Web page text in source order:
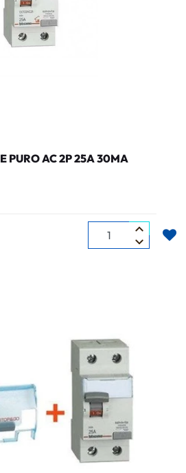
PURO AC 2P 25A 30MA